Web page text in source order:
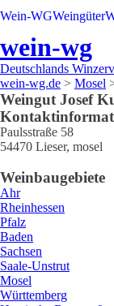
Wein-WGWeingüter
wein-wg
Deutschlands
wein-wg.de > Mosel
Weingut Josef
Paulsstraße 58
54470 Lieser, mosel
Weinbaugebiete
Ahr
Rheinhessen
Pfalz
Baden
Sachsen
Saale-Unstrut
Mosel
Württemberg